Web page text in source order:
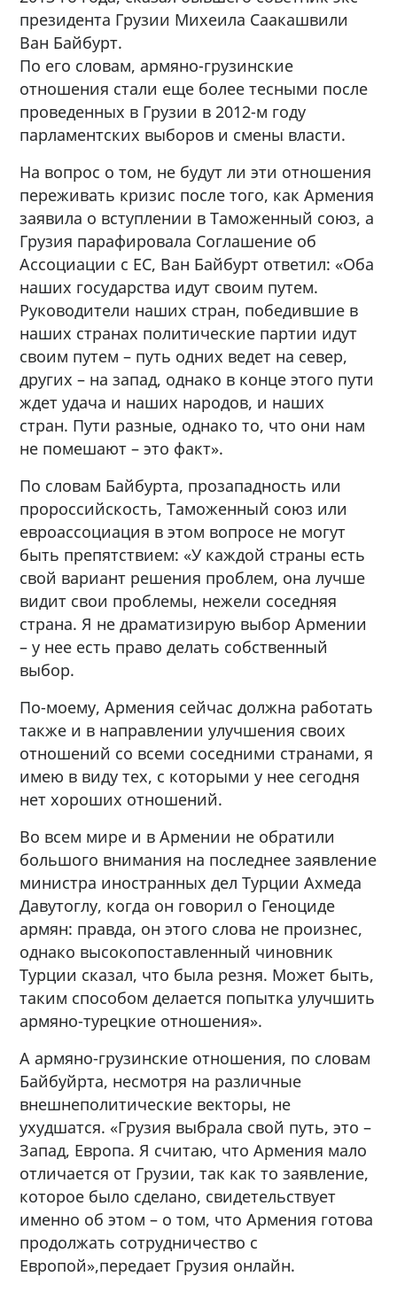
президента Грузии Михеила Саакашвили
Ван Байбурт.
По его словам, армяно-грузинские
отношения стали еще более тесными после
проведенных в Грузии в 2012-м году
парламентских выборов и смены власти.
На вопрос о том, не будут ли эти отношения
переживать кризис после того, как Армения
заявила о вступлении в Таможенный союз, а
Грузия парафировала Соглашение об
Ассоциации с ЕС, Ван Байбурт ответил: «Оба
наших государства идут своим путем.
Руководители наших стран, победившие в
наших странах политические партии идут
своим путем – путь одних ведет на север,
других – на запад, однако в конце этого пути
ждет удача и наших народов, и наших
стран. Пути разные, однако то, что они нам
не помешают – это факт».
По словам Байбурта, прозападность или
пророссийскость, Таможенный союз или
евроассоциация в этом вопросе не могут
быть препятствием: «У каждой страны есть
свой вариант решения проблем, она лучше
видит свои проблемы, нежели соседняя
страна. Я не драматизирую выбор Армении
– у нее есть право делать собственный
выбор.
По-моему, Армения сейчас должна работать
также и в направлении улучшения своих
отношений со всеми соседними странами, я
имею в виду тех, с которыми у нее сегодня
нет хороших отношений.
Во всем мире и в Армении не обратили
большого внимания на последнее заявление
министра иностранных дел Турции Ахмеда
Давутоглу, когда он говорил о Геноциде
армян: правда, он этого слова не произнес,
однако высокопоставленный чиновник
Турции сказал, что была резня. Может быть,
таким способом делается попытка улучшить
армяно-турецкие отношения».
А армяно-грузинские отношения, по словам
Байбуйрта, несмотря на различные
внешнеполитические векторы, не
ухудшатся. «Грузия выбрала свой путь, это –
Запад, Европа. Я считаю, что Армения мало
отличается от Грузии, так как то заявление,
которое было сделано, свидетельствует
именно об этом – о том, что Армения готова
продолжать сотрудничество с
Европой»,передает Грузия онлайн.